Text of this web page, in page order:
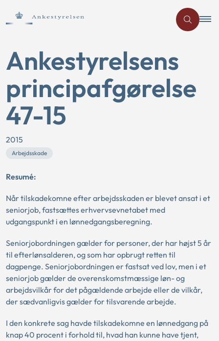
Ankestyrelsens
principafgørelse
47-15
2015
Arbejdsskade
Resumé:
Når tilskadekomne efter arbejdsskaden er blevet ansat i et
seniorjob, fastsættes erhvervsevnetabet med
udgangspunkt i en lønnedgangsberegning.
Seniorjobordningen gælder for personer, der har højst 5 år
til efterlønsalderen, og som har opbrugt retten til
dagpenge. Seniorjobordningen er fastsat ved lov, men i et
seniorjob gælder de overenskomstmæssige løn- og
arbejdsvilkår for det pågældende arbejde eller de vilkår,
der sædvanligvis gælder for tilsvarende arbejde.
I den konkrete sag havde tilskadekomne en lønnedgang på
knap 40 procent i forhold til, hvad han kunne have tjent,